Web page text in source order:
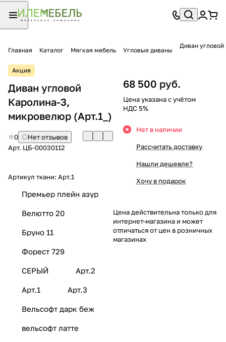
Главная Каталог Мягкая мебель Угловые диваны
Диван
Акция
Диван угловой
Каролина-3,
микровелюр (Арт.1_)
0
Нет отзывов
Арт. ЦБ-00030112
Артикул ткани: Арт.1
Премьер плейн азур
Велютто 20
Бруно 11
Форест 729
СЕРЫЙ Арт.2
Арт.1 Арт.3
Вельсофт дарк беж
вельсофт латте
68 500 руб.
Цена указана с учётом
НДС 5%
Нет в наличии
Рассчитать доставку
Нашли дешевле?
Хочу в подарок
Цена действительна только для
интернет-магазина и может
отличаться от цен в розничных
магазинах